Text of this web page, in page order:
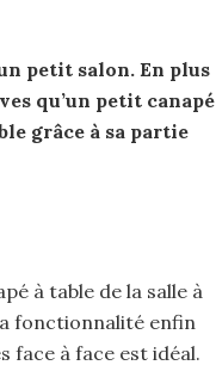
petit salon. En plus
qu’un petit canapé
grâce à sa partie
à table de la salle à
fonctionnalité enfin
face à face est idéal.